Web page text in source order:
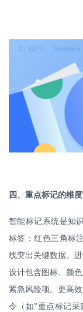
四、重点标记的维
智能标记系统是知
标签：红色三角标
线突出关键数据。
设计包含图标、颜
紧急风险项。更高
令（如"重点标记采